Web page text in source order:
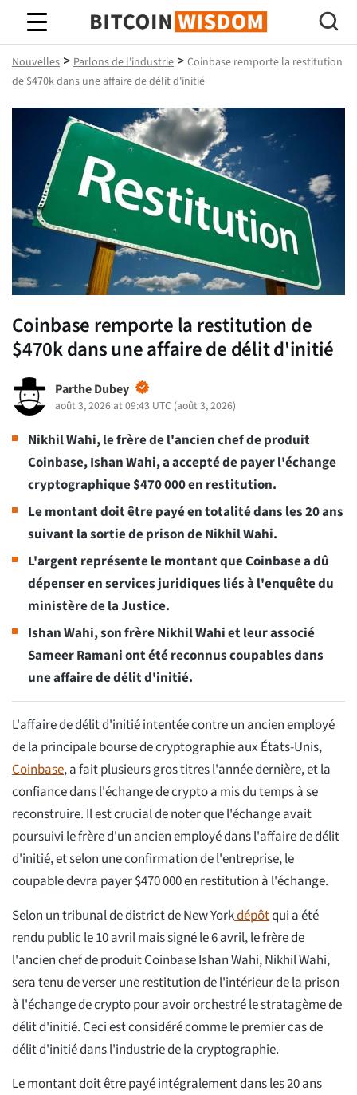
Bitcoin Sagesse
Nouvelles > Parlons de l'industrie > Coinbase remporte la restitution
de $470k dans une affaire de délit d'initié
Coinbase remporte la restitution de
$470k dans une affaire de délit d'initié
Parthe Dubey
août 3, 2026 at 09:43 UTC (août 3, 2026)
Nikhil Wahi, le frère de l'ancien chef de produit
Coinbase, Ishan Wahi, a accepté de payer l'échange
cryptographique $470 000 en restitution.
Le montant doit être payé en totalité dans les 20 ans
suivant la sortie de prison de Nikhil Wahi.
L'argent représente le montant que Coinbase a dû
dépenser en services juridiques liés à l'enquête du
ministère de la Justice.
Ishan Wahi, son frère Nikhil Wahi et leur associé
Sameer Ramani ont été reconnus coupables dans
une affaire de délit d'initié.
L'affaire de délit d'initié intentée contre un ancien employé
de la principale bourse de cryptographie aux États-Unis,
Coinbase, a fait plusieurs gros titres l'année dernière, et la
confiance dans l'échange de crypto a mis du temps à se
reconstruire. Il est crucial de noter que l'échange avait
poursuivi le frère d'un ancien employé dans l'affaire de délit
d'initié, et selon une confirmation de l'entreprise, le
coupable devra payer $470 000 en restitution à l'échange.
Selon un tribunal de district de New Yorkdépôtqui a été
rendu public le 10 avril mais signé le 6 avril, le frère de
l'ancien chef de produit Coinbase Ishan Wahi, Nikhil Wahi,
sera tenu de verser une restitution de l'intérieur de la prison
à l'échange de crypto pour avoir orchestré le stratagème de
délit d'initié. Ceci est considéré comme le premier cas de
délit d'initié dans l'industrie de la cryptographie.
Le montant doit être payé intégralement dans les 20 ans